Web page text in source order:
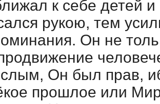
к себе детей
рукою, тем
Он не
Он был прав,
прошлое или